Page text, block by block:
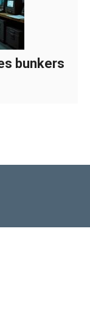
bunkers